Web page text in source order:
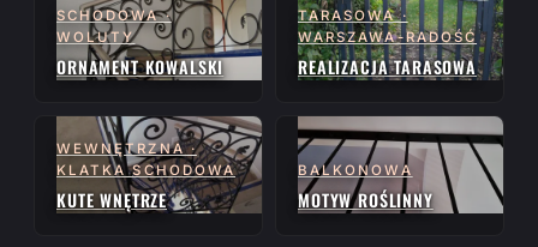
SCHODOWA ·
WOLUTY
ORNAMENT KOWALSKI
TARASOWA ·
WARSZAWA-RADOŚĆ
REALIZACJA TARASOWA
WEWNĘTRZNA ·
KLATKA SCHODOWA
KUTE WNĘTRZE
BALKONOWA
MOTYW ROŚLINNY